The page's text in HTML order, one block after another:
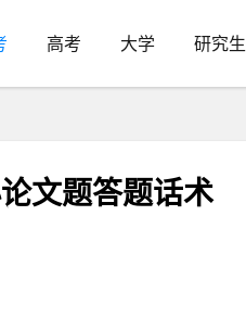
高考 大学 研究生
文题答题话术